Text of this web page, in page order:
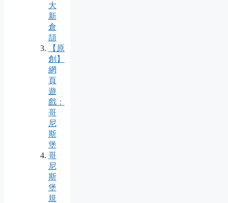
大
新
倉
頡
【原
創】
網
頁
遊
戲：
哥
尼
斯
堡
哥
尼
斯
堡
規